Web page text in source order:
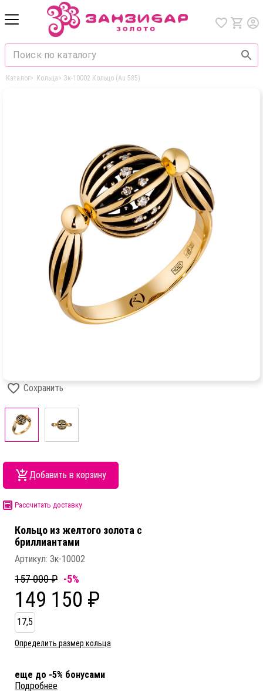
Каталог> Кольца> Зк-10002 Кольцо (Au 585)
Сохранить
Добавить в корзину
Рассчитать доставку
Кольцо из желтого золота c
бриллиантами
Артикул: Зк-10002
157 000 ₽ -5%
149 150 ₽
17,5
Определить размер кольца
еще до -5% бонусами
Подробнее